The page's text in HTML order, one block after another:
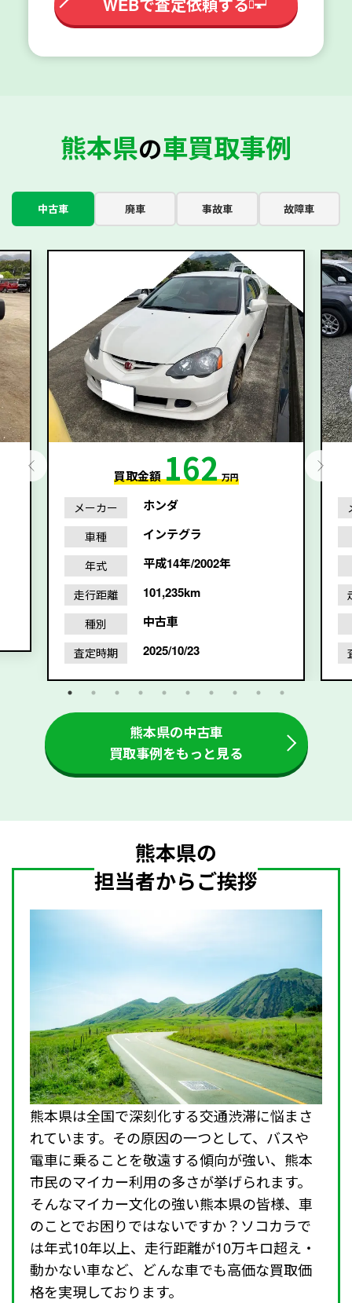
熊本県の車買取事例
中古車 廃車 事故車 故障車
買取金額162 万円
メーカー ホンダ
車種 インテグラ
年式 平成14年/2002年
走行距離 101,235km
種別 中古車
査定時期 2025/10/23
熊本県の中古車
買取事例をもっと見る
熊本県の
担当者からご挨拶
熊本県は全国で深刻化する交通渋滞に悩まさ
れています。その原因の一つとして、バスや
電車に乗ることを敬遠する傾向が強い、熊本
市民のマイカー利用の多さが挙げられます。
そんなマイカー文化の強い熊本県の皆様、車
のことでお困りではないですか？ソコカラで
は年式10年以上、走行距離が10万キロ超え・
動かない車など、どんな車でも高価な買取価
格を実現しております。